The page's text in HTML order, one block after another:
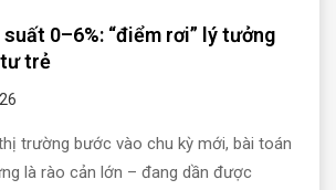
0–6%: “điểm rơi” lý tưởng
trẻ
trường bước vào chu kỳ mới, bài toán
là rào cản lớn – đang dần được